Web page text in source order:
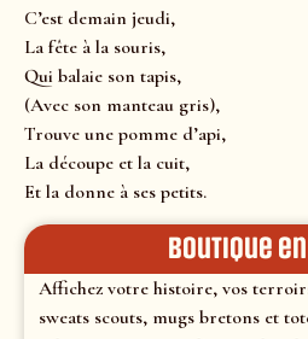
C’est demain jeudi,
La fête à la souris,
Qui balaie son tapis,
(Avec son manteau gris),
Trouve une pomme d’api,
La découpe et la cuit,
Et la donne à ses petits.
Boutique
Affichez votre histoire, vos
sweats scouts, mugs bretons et